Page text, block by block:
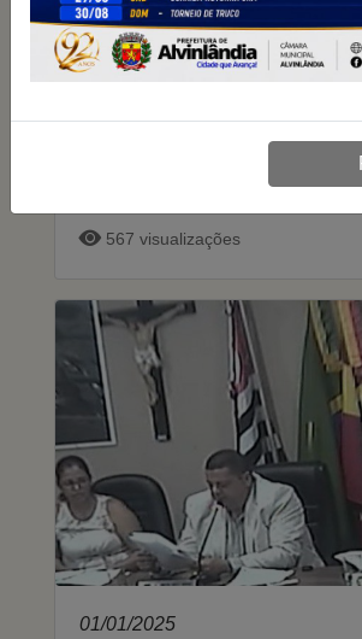
Lei de Diretrizes
567 visualizações
01/01/2025